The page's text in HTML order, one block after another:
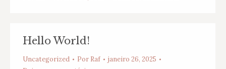
Hello World!
Uncategorized Por Raf
janeiro 26, 2025